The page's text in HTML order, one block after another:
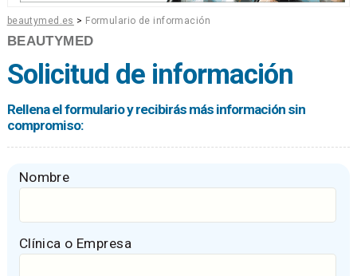
beautymed.es > Formulario de información
BEAUTYMED
Solicitud de información
Rellena el formulario y recibirás más información sin
compromiso:
Nombre
Clínica o Empresa